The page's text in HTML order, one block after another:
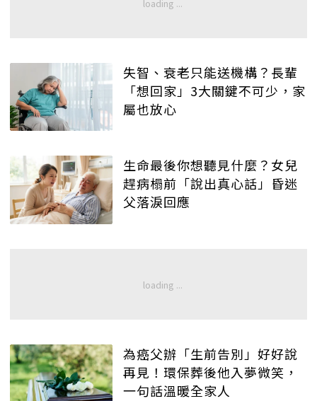
失智、衰老只能送機構？長輩
「想回家」3大關鍵不可少，家
屬也放心
生命最後你想聽見什麼？女兒
趕病榻前「說出真心話」昏迷
父落淚回應
為癌父辦「生前告別」好好說
再見！環保葬後他入夢微笑，
一句話溫暖全家人